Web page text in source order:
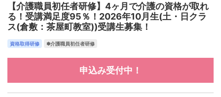
【介護職員初任者研修】4ヶ月で介護の資格が取れ
る！受講満足度95％！2026年10月生(土・日クラ
ス(倉敷：茶屋町教室))受講生募集！
資格取得研修 ✽介護職員初任者研修
申込み受付中！